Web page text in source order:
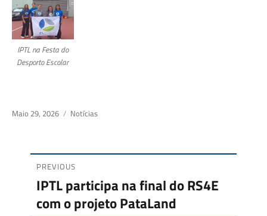
IPTL na Festa do
Desporto Escolar
Posted
Maio 29, 2026 Categories
Notícias
Navegação
de
PREVIOUS
Previous
post:
IPTL participa na final do RS4E
com o projeto PataLand